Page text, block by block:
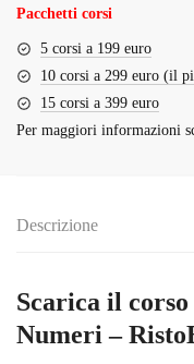
Pacchetti corsi
5 corsi a 199 euro
10 corsi a 299 euro (il
15 corsi a 399 euro
Per maggiori informazioni
Descrizione
Scarica il
Numeri –